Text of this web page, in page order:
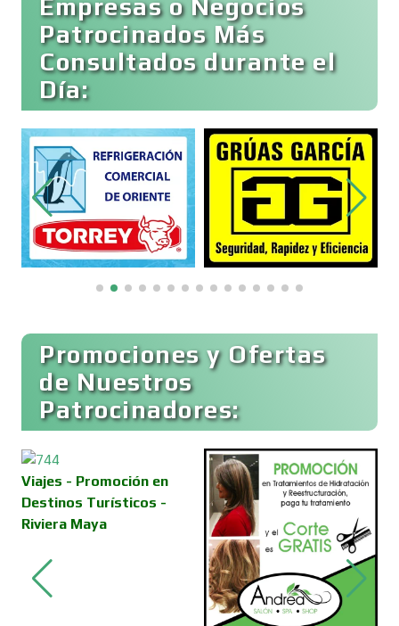
Cibercafés
Clínicas de Belleza
Clínicas de Rehabilitación
Clínicas y Hospitales
Clubes Deportivos
Cocinas Integrales
Combustibles y Lubricantes
Compresores de aire
Empresas o Negocios
Patrocinados Más
Consultados durante el
Día:
Promociones y Ofertas
de Nuestros
Patrocinadores:
Viajes - Promoción en
Destinos Turísticos -
Riviera Maya